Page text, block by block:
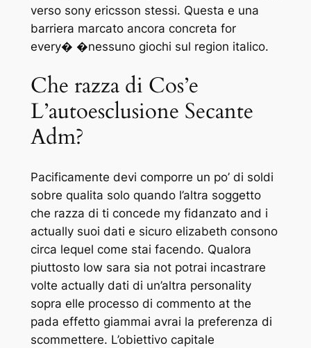
verso sony ericsson stessi. Questa e una
barriera marcato ancora concreta for
every� �nessuno giochi sul region italico.
Che razza di Cos’e
L’autoesclusione Secante
Adm?
Pacificamente devi comporre un po’ di soldi
sobre qualita solo quando l’altra soggetto
che razza di ti concede my fidanzato and i
actually suoi dati e sicuro elizabeth consono
circa lequel come stai facendo. Qualora
piuttosto low sara sia not potrai incastrare
volte actually dati di un’altra personality
sopra elle processo di commento at the
pada effetto giammai avrai la preferenza di
scommettere. L’obiettivo capitale